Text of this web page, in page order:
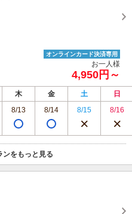
オンラインカード決済専用
お一人様
4,950円～
木 金 土
日
8/13 8/14 8/15 8/16
ンをもっと見る